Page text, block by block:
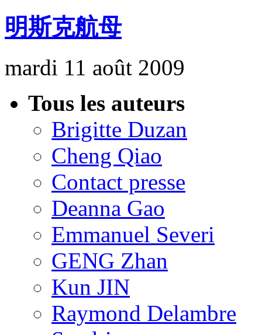
明斯克航母
mardi 11 août 2009
Tous les auteurs
Brigitte Duzan
Cheng Qiao
Contact presse
Deanna Gao
Emmanuel Severi
GENG Zhan
Kun JIN
Raymond Delambre